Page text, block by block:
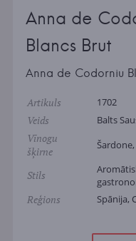
Anna de
Blancs Brut
Anna de Codorniu
Artikuls 1702
Veids Balts
Vīnogu
šķirne
Stils
Reģions Spānija,